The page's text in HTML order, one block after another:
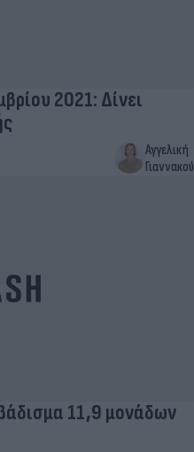
2021: Δίνει
Αγγελική
Γιαννακού
11,9 μονάδων